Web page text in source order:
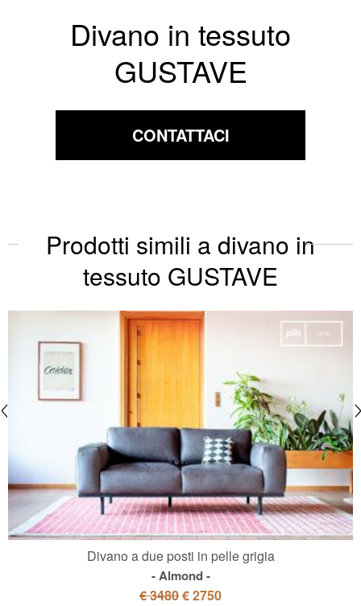
Divano in tessuto
GUSTAVE
CONTATTACI
Prodotti simili a divano in
tessuto GUSTAVE
Divano a due posti in pelle grigia
Almond
€ 3480€ 2750